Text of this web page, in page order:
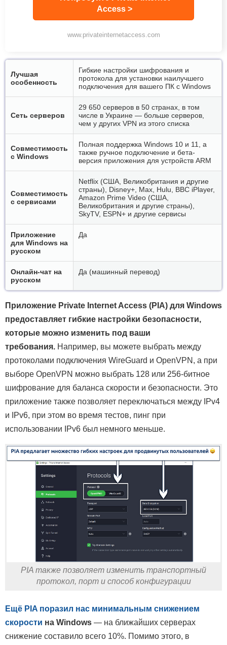
Access >
www.privateinternetaccess.com
Лучшая
особенность
Гибкие настройки шифрования и
протокола для установки наилучшего
подключения для вашего ПК с Windows
Сеть серверов
29 650 серверов в 50 странах, в том
числе в Украине — больше серверов,
чем у других VPN из этого списка
Совместимость
с Windows
Полная поддержка Windows 10 и 11, а
также ручное подключение и бета-
версия приложения для устройств ARM
Совместимость
с сервисами
Netflix (США, Великобритания и другие
страны), Disney+, Max, Hulu, BBC iPlayer,
Amazon Prime Video (США,
Великобритания и другие страны),
SkyTV, ESPN+ и другие сервисы
Приложение
для Windows на
русском
Да
Онлайн-чат на
русском
Да (машинный перевод)
Приложение Private Internet Access (PIA) для Windows
предоставляет гибкие настройки безопасности,
которые можно изменить под ваши
требования. Например, вы можете выбрать между
протоколами подключения WireGuard и OpenVPN, а при
выборе OpenVPN можно выбрать 128 или 256-битное
шифрование для баланса скорости и безопасности. Это
приложение также позволяет переключаться между IPv4
и IPv6, при этом во время тестов, пинг при
использовании IPv6 был немного меньше.
PIA также позволяет изменить транспортный
протокол, порт и способ конфигурации
Ещё PIA поразил нас минимальным снижением
скорости на Windows — на ближайших серверах
снижение составило всего 10%. Помимо этого, в